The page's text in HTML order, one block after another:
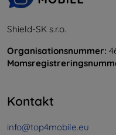
Shield-SK s.r.o.
Organisationsnummer:
Kontakt
info@top4mobile.eu